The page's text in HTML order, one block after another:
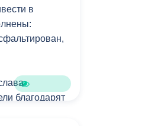
в
благодарят